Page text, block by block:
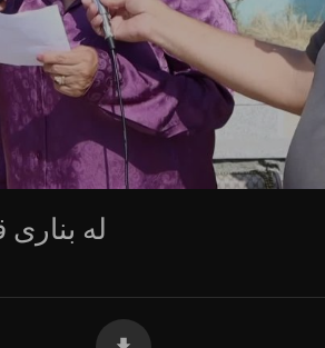
1080p
240p
auto
لە